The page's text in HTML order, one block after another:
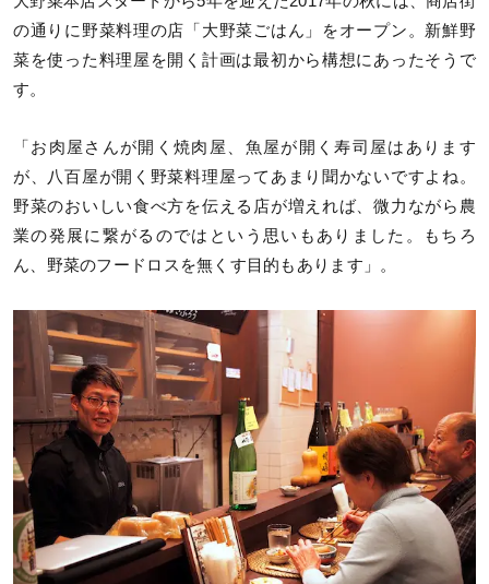
の通りに野菜料理の店「大野菜ごはん」をオープン。新鮮野
菜を使った料理屋を開く計画は最初から構想にあったそうで
す。
「お肉屋さんが開く焼肉屋、魚屋が開く寿司屋はあります
が、八百屋が開く野菜料理屋ってあまり聞かないですよね。
野菜のおいしい食べ方を伝える店が増えれば、微力ながら農
業の発展に繋がるのではという思いもありました。もちろ
ん、野菜のフードロスを無くす目的もあります」。